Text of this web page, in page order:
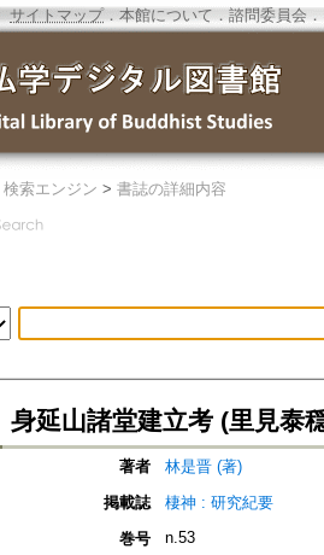
サイトマップ．本館について ． 諮問委員会 ．
検索エンジン > 書誌の詳細内容
身延山諸堂建立考 (里見泰
著者
林是晋 (著)
掲載誌
棲神 : 研究紀要
巻号
n.53